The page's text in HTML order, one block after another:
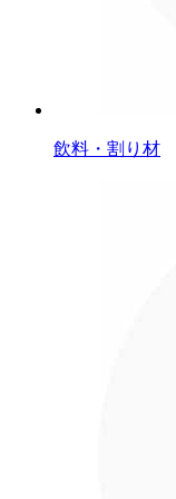
飲料・割り材